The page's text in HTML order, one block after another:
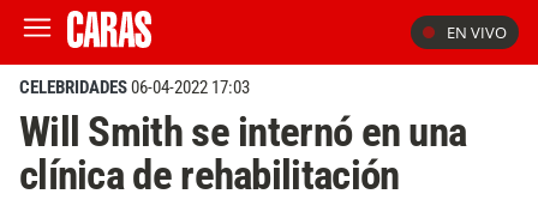
EN VIVO
CELEBRIDADES06-04-2022 17:03
Will Smith se internó en una
clínica de rehabilitación